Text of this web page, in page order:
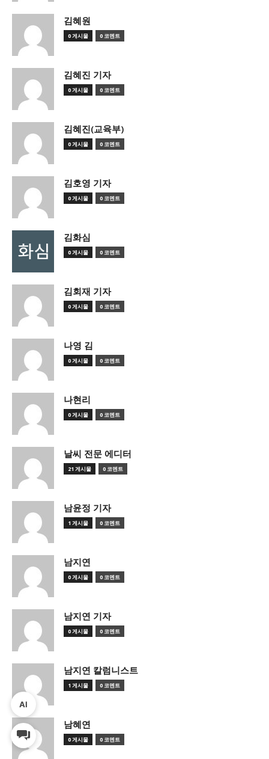
김혜원
0 게시물 0 코멘트
김혜진 기자
0 게시물 0 코멘트
김혜진(교육부)
0 게시물 0 코멘트
김호영 기자
0 게시물 0 코멘트
김화심
0 게시물 0 코멘트
김회재 기자
0 게시물 0 코멘트
나영 김
0 게시물 0 코멘트
나현리
0 게시물 0 코멘트
날씨 전문 에디터
21 게시물 0 코멘트
남윤정 기자
1 게시물 0 코멘트
남지연
0 게시물 0 코멘트
남지연 기자
0 게시물 0 코멘트
남지연 칼럼니스트
1 게시물 0 코멘트
남혜연
0 게시물 0 코멘트
AI